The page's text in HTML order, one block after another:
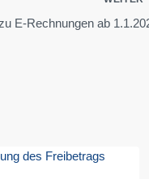
E-Rechnungen ab